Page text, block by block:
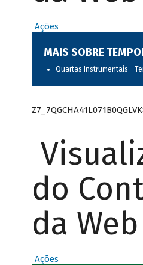
Ações
MAIS SOBRE
Quartas Instrumentais -
do
da Web
Ações